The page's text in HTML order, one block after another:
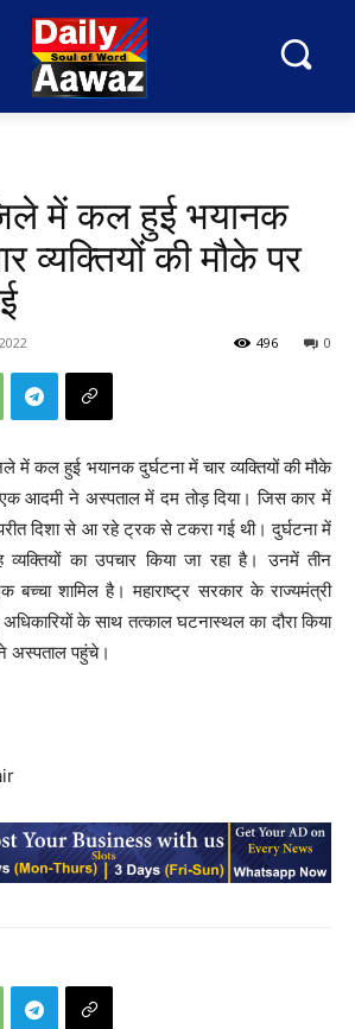
में कल हुई भयानक
व्‍यक्तियों की मौके पर
0
496
में कल हुई भयानक दुर्घटना में चार व्‍यक्तियों की मौके
एक आदमी ने अस्‍पताल में दम तोड़ दिया। जिस कार में
दिशा से आ रहे ट्रक से टकरा गई थी। दुर्घटना में
का उपचार किया जा रहा है। उनमें तीन
शामिल है। महाराष्‍ट्र सरकार के राज्‍यमंत्री
के साथ तत्‍काल घटनास्‍थल का दौरा किया
अस्‍पताल पहुंचे।